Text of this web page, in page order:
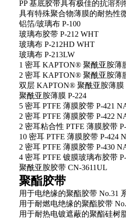
PP 基底胶带具有极佳的抗溶剂
具有特殊聚合物薄膜的耐热性
铝箔/玻璃布 P-100
玻璃布胶带 P-212 WHT
玻璃布 P-212HD WHT
玻璃布 P-213LW
1 密耳 KAPTON® 聚酰亚胺薄
2 密耳 KAPTON® 聚酰亚胺薄
双层 KAPTON® 聚酰亚胺薄膜
聚酰亚胺薄膜 P-224
5 密耳 PTFE 薄膜胶带 P-421
2 密耳 PTFE 薄膜胶带 P-422
2 密耳粘合性 PTFE 薄膜胶带
10 密耳 PTFE 薄膜胶带 P-424
2 密耳 PTFE 薄膜胶带 P-430
4 密耳 PTFE 镀膜玻璃布胶带
聚酰亚胺胶带 CN-3611UL
聚酯胶带
用于电绝缘的聚酯胶带 No.31
用于耐燃电绝缘的聚酯胶带
用于耐热电镀遮蔽的聚酯硅树